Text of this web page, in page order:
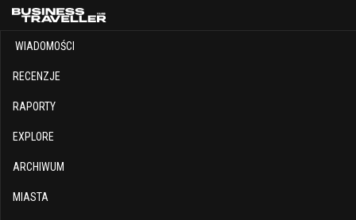
WIADOMOŚCI
RECENZJE
RAPORTY
EXPLORE
ARCHIWUM
MIASTA